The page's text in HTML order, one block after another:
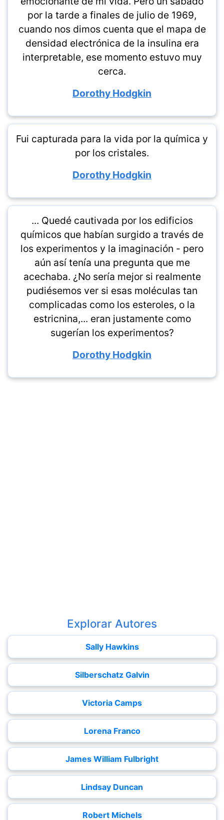
por la tarde a finales de julio de 1969,
cuando nos dimos cuenta que el mapa de
densidad electrónica de la insulina era
interpretable, ese momento estuvo muy
cerca.
Dorothy Hodgkin
Fui capturada para la vida por la química y
por los cristales.
Dorothy Hodgkin
... Quedé cautivada por los edificios
químicos que habían surgido a través de
los experimentos y la imaginación - pero
aún así tenía una pregunta que me
acechaba. ¿No sería mejor si realmente
pudiésemos ver si esas moléculas tan
complicadas como los esteroles, o la
estricnina,... eran justamente como
sugerían los experimentos?
Dorothy Hodgkin
Explorar Autores
Sally Hawkins
Silberschatz Galvin
Victoria Camps
Lorena Franco
James William Fulbright
Lindsay Duncan
Robert Michels